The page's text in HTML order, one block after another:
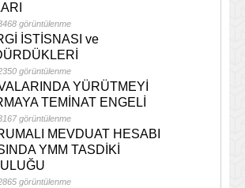
görüntülenme
İSTİSNASI ve
görüntülenme
YÜRÜTMEYİ
TEMİNAT ENGELİ
görüntülenme
MEVDUAT HESABI
YMM TASDİKİ
görüntülenme